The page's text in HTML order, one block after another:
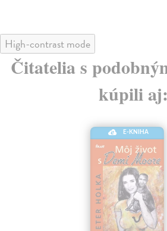
High-contrast mode
Čitatelia s
kúpili aj:
E-KNIHA